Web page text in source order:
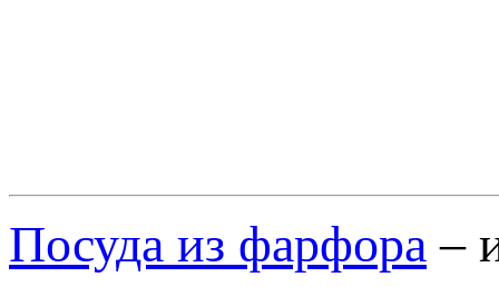
Посуда из фарфора –